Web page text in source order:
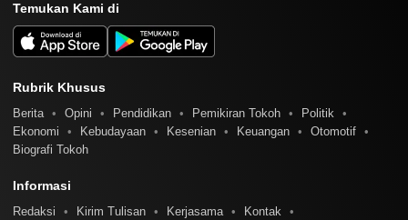
Temukan Kami di
Rubrik Khusus
Berita Opini Pendidikan Pemikiran Tokoh
Politik
Ekonomi
Kebudayaan Kesenian Keuangan
Otomotif
Biografi Tokoh
Informasi
Redaksi Kirim Tulisan Kerjasama
Kontak